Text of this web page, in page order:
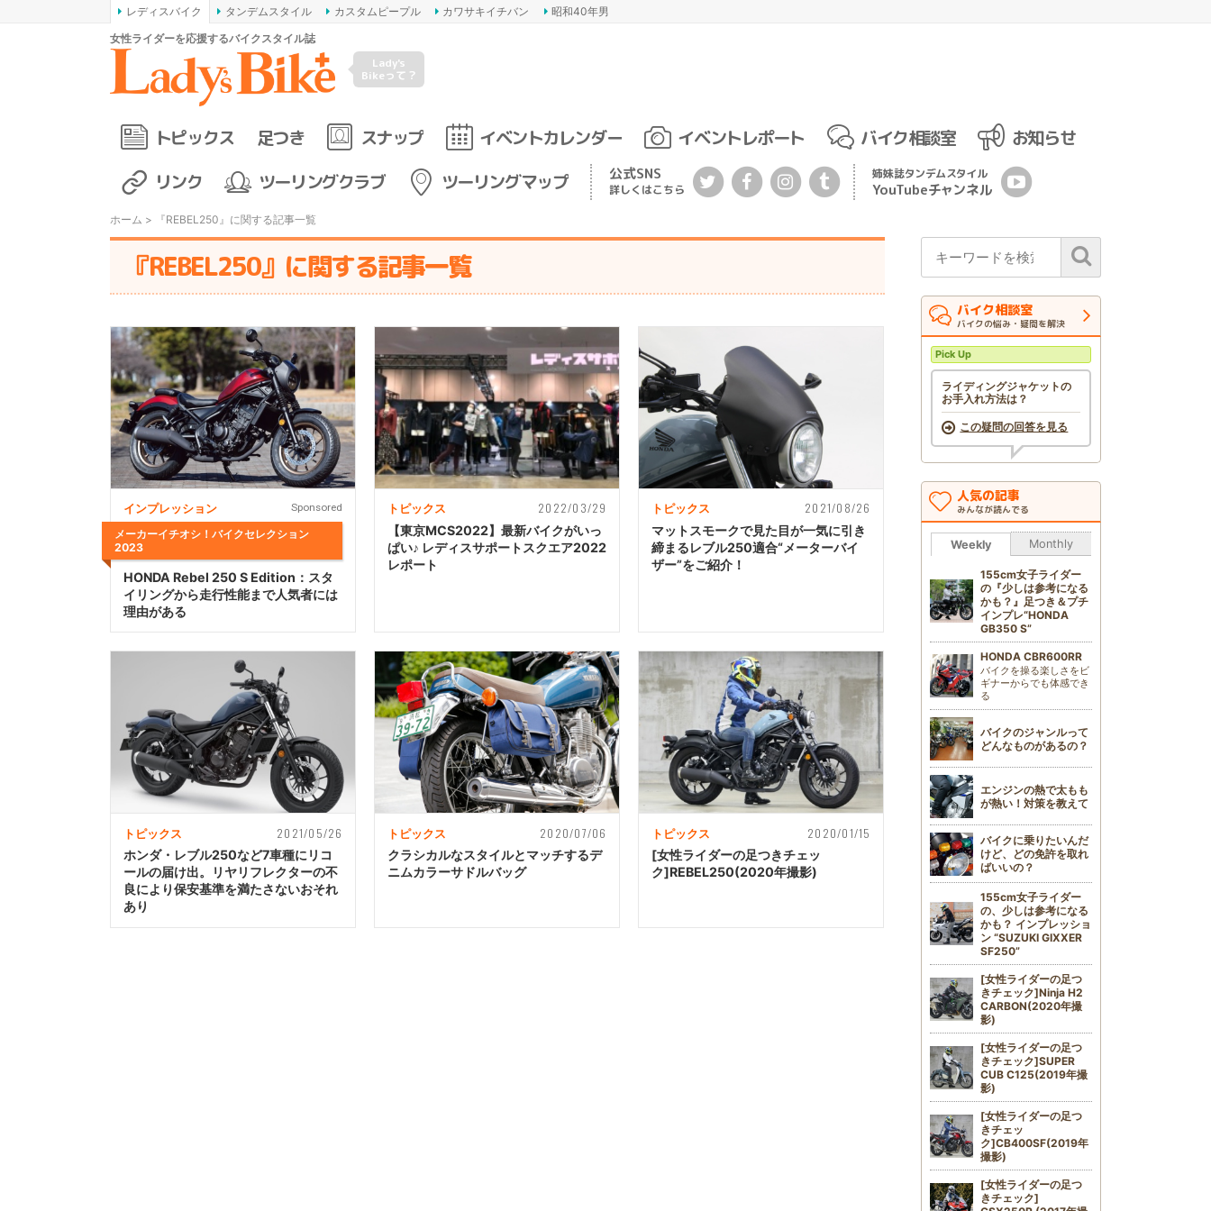
レディスバイク タンデムスタイル カスタムピープル カワサキイチバン
昭和40年男
女性ライダーを応援するバイクスタイル誌
Lady's
Bikeって？
トピックス 足つき スナップ イベントカレンダー イベントレポート バイク相談室
お知らせ
リンク
ツーリングクラブ ツーリングマップ 公式SNS
詳しくはこちら
姉妹誌タンデムスタイル
YouTubeチャンネル
ホーム > 『REBEL250』に関する記事一覧
『REBEL250』に関する記事一覧
インプレッション Sponsored
メーカーイチオシ！バイクセレクション
2023
HONDA Rebel 250 S Edition：スタ
イリングから走行性能まで人気者には
理由がある
トピックス 2022/03/29
【東京MCS2022】最新バイクがいっ
ぱい♪ レディスサポートスクエア2022
レポート
トピックス 2021/08/26
マットスモークで見た目が一気に引き
締まるレブル250適合“メーターバイ
ザー”をご紹介！
トピックス 2021/05/26
ホンダ・レブル250など7車種にリコ
ールの届け出。リヤリフレクターの不
良により保安基準を満たさないおそれ
あり
トピックス 2020/07/06
クラシカルなスタイルとマッチするデ
ニムカラーサドルバッグ
トピックス 2020/01/15
[女性ライダーの足つきチェッ
ク]REBEL250(2020年撮影)
バイク相談室
バイクの悩み・疑問を解決
Pick Up
ライディングジャケットの
お手入れ方法は？
この疑問の回答を見る
人気の記事
みんなが読んでる
Weekly Monthly
155cm女子ライダー
の『少しは参考になる
かも？』足つき＆プチ
インプレ“HONDA
GB350 S”
HONDA CBR600RR
バイクを操る楽しさをビ
ギナーからでも体感でき
る
バイクのジャンルって
どんなものがあるの？
エンジンの熱で太もも
が熱い！対策を教えて
バイクに乗りたいんだ
けど、どの免許を取れ
ばいいの？
155cm女子ライダー
の、少しは参考になる
かも？ インプレッショ
ン “SUZUKI GIXXER
SF250”
[女性ライダーの足つ
きチェック]Ninja H2
CARBON(2020年撮
影)
[女性ライダーの足つ
きチェック]SUPER
CUB C125(2019年撮
影)
[女性ライダーの足つ
きチェッ
ク]CB400SF(2019年
撮影)
[女性ライダーの足つ
きチェック]